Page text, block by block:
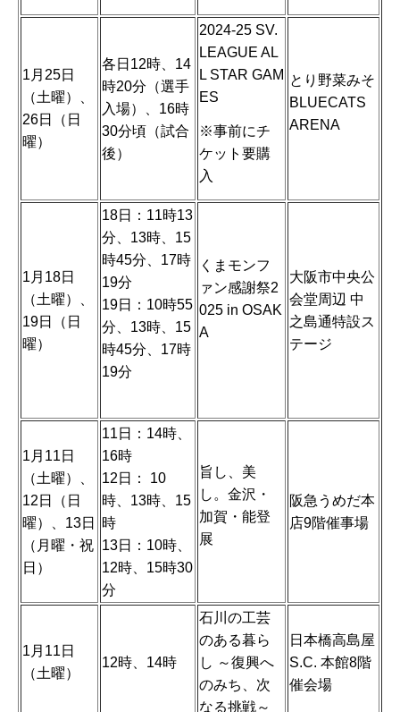
1月25日
（土曜）、
26日（日
曜）
各日12時、14
時20分（選手
入場）、16時
30分頃（試合
後）
2024-25 SV.
LEAGUE AL
L STAR GAM
ES
※事前にチ
ケット要購
入
とり野菜みそ
BLUECATS
ARENA
1月18日
（土曜）、
19日（日
曜）
18日：11時13
分、13時、15
時45分、17時
19分
19日：10時55
分、13時、15
時45分、17時
19分
くまモンフ
ァン感謝祭2
025 in OSAK
A
大阪市中央公
会堂周辺 中
之島通特設ス
テージ
1月11日
（土曜）、
12日（日
曜）、13日
（月曜・祝
日）
11日：14時、
16時
12日： 10
時、13時、15
時
13日：10時、
12時、15時30
分
旨し、美
し。金沢・
加賀・能登
展
阪急うめだ本
店9階催事場
1月11日
（土曜）
12時、14時
石川の工芸
のある暮ら
し ～復興へ
のみち、次
なる挑戦～
日本橋高島屋
S.C. 本館8階
催会場